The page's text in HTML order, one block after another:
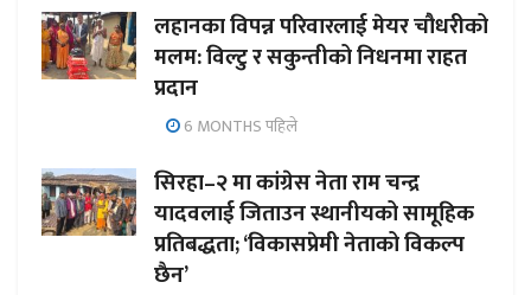
लहानका विपन्न परिवारलाई मेयर चौधरीको
मलम: विल्टु र सकुन्तीको निधनमा राहत
प्रदान
6 MONTHS पहिले
सिरहा–२ मा कांग्रेस नेता राम चन्द्र
यादवलाई जिताउन स्थानीयको सामूहिक
प्रतिबद्धता; ‘विकासप्रेमी नेताको विकल्प
छैन’